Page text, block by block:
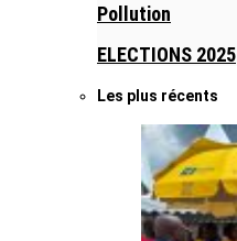
Pollution
ELECTIONS 2025
Les plus récents